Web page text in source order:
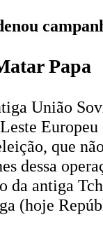
Papa
União
que
dessa
da antiga
(hoje